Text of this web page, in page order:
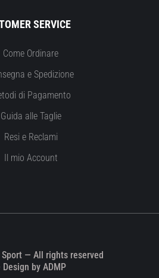
SERVICE
Come Ordinare
e Spedizione
di Pagamento
Guida alle Taglie
Resi e Reclami
Il mio Account
— All rights reserved
Design by ADMP